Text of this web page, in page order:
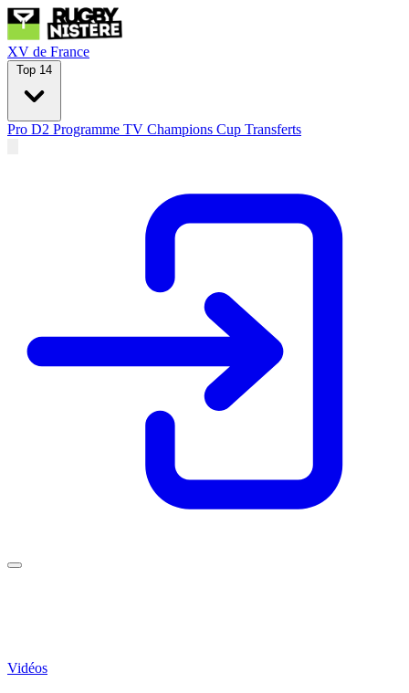
XV de France
Top 14
Pro D2 Programme TV Champions Cup Transferts
Vidéos